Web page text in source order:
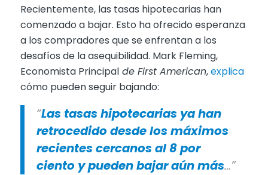
Recientemente, las tasas hipotecarias han
comenzado a bajar. Esto ha ofrecido esperanza
a los compradores que se enfrentan a los
desafíos de la asequibilidad. Mark Fleming,
Economista Principalde First American,explica
cómo pueden seguir bajando:
“Las tasas hipotecarias ya han
retrocedido desde los máximos
recientes cercanos al 8 por
ciento y pueden bajar aún más…”